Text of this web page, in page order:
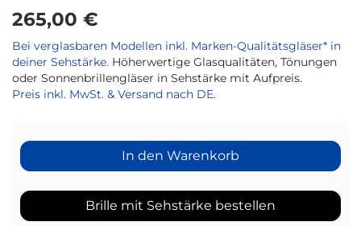
265,00 €
Bei verglasbaren Modellen inkl. Marken-Qualitätsgläser* in
deiner Sehstärke. Höherwertige Glasqualitäten, Tönungen
oder Sonnenbrillengläser in Sehstärke mit Aufpreis.
Preis inkl. MwSt. & Versand nach DE.
In den Warenkorb
Brille mit Sehstärke bestellen